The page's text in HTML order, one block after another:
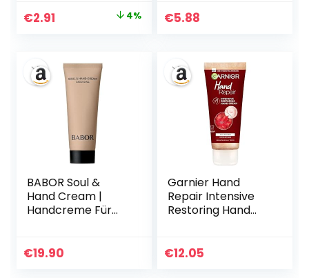
Ursprünglicher
€3.03
€2.91
€2.91.
4%
Vitamin C, Für bis
zu 48 Stunden
ml
€5.88
BABOR Soul &
Hand Cream |
Handcreme Für
Feuchtigkeitscrem
€19.90
Garnier Hand
Repair Intensive
Restoring Hand
Sap and
€12.05